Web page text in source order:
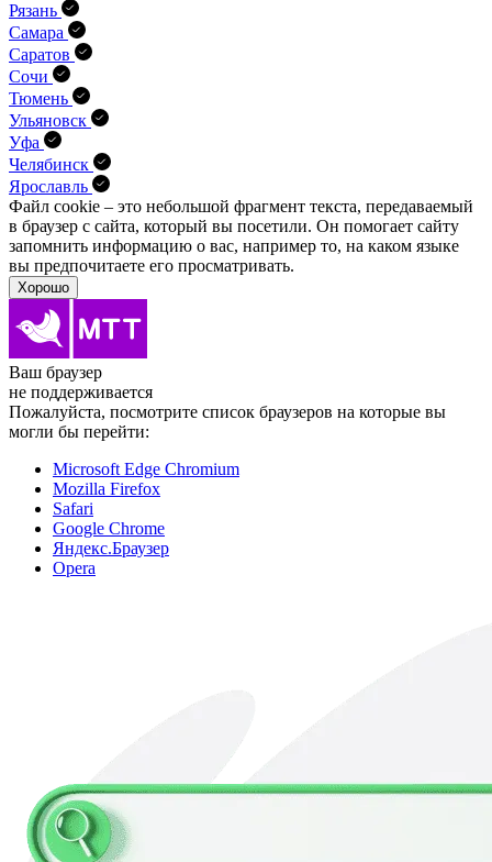
Рязань
Самара
Саратов
Сочи
Тюмень
Ульяновск
Уфа
Челябинск
Ярославль
Файл cookie – это небольшой фрагмент текста, передава­емый
в браузер с сайта, который вы посетили. Он помо­гает сайту
запомнить информацию о вас, например то, на каком языке
вы предпочитаете его просматривать.
Хорошо
Ваш браузер
не поддерживается
Пожалуйста, посмотрите список браузеров на которые вы
могли бы перейти:
Microsoft Edge Chromium
Mozilla Firefox
Safari
Google Chrome
Яндекс.Браузер
Opera